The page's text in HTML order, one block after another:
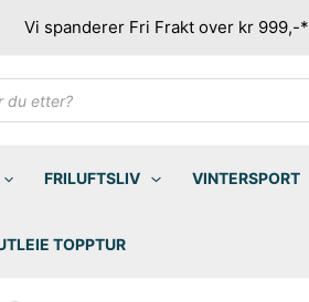
Vi spanderer Fri Frakt over kr 999,-*
FRILUFTSLIV VINTERSPORT
TOPPTUR